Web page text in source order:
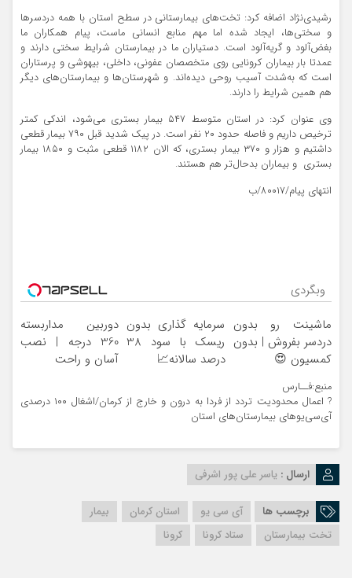
رشیدی‌نژاد اضافه کرد: تخت‌های بیمارستانی در سطح استان با همه دردسرها
و سختی‌ها، ایجاد شده اما مهم منابع انسانی ماست، پیام همکاران ما
بغض‌آلود و گریه‌آلود است. دستیاران ما در بیمارستان شرایط سختی دارند و
عمدتا بار بیماران کرونایی روی متخصصان عفونی، داخلی، بیهوشی و پرستاران
است که به‌شدت آسیب روحی دیده‌اند. و شهرستان‌ها و بیمارستان‌های دیگر
هم همین شرایط را دارند.
وی عنوان کرد: در استان متوسط ۵۴۷ بیمار بستری می‌شود، اندکی کمتر
ترخیص داریم و فاصله حدود ۲۰ نفر است. در پیک شدید قبل ۷۹۰ بیمار قطعی
داشتیم و هزار و ۳۷۰ بیمار بستری، که الان ۱۱۸۲ قطعی مثبت و ۱۸۵۰ بیمار
بستری و بیماران بدحال‌تر هم هستند.
انتهای پیام/۸۰۰۱۷/ب
وبگردی
ماشینت رو بدون
دردسر بفروش | بدون
کمسیون 😍
سرمایه گذاری بدون
ریسک با سود 38
درصد سالانه📈
دوربین مداربسته
360 درجه | نصب
آسان و راحت
منبع:فــارس
? اعمال محدودیت تردد از فردا به درون و خارج از کرمان/اشغال ۱۰۰ درصدی
آی‌سی‌یوهای بیمارستان‌های استان
ارسال : یاسر علی پور اشرفی
برچسب ها آی سی یو استان کرمان
بیمار
تخت بیمارستان
ستاد کرونا کرونا